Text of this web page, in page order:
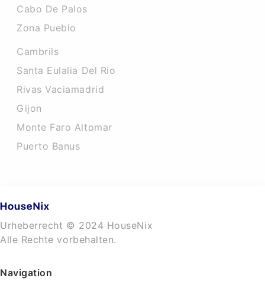
Cabo De Palos
Zona Pueblo
Cambrils
Santa Eulalia Del Rio
Rivas Vaciamadrid
Gijon
Monte Faro Altomar
Puerto Banus
Urheberrecht © 2024 HouseNix
Alle Rechte vorbehalten.
Navigation